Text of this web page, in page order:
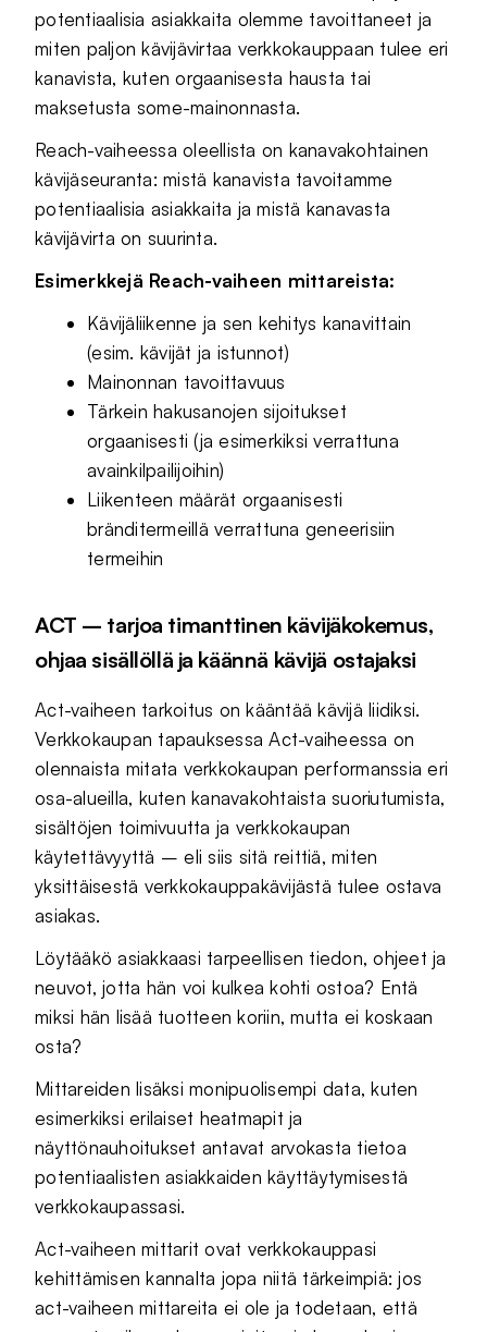
potentiaalisia asiakkaita olemme tavoittaneet ja
miten paljon kävijävirtaa verkkokauppaan tulee eri
kanavista, kuten orgaanisesta hausta tai
maksetusta some-mainonnasta.
Reach-vaiheessa oleellista on kanavakohtainen
kävijäseuranta: mistä kanavista tavoitamme
potentiaalisia asiakkaita ja mistä kanavasta
kävijävirta on suurinta.
Esimerkkejä Reach-vaiheen mittareista:
Kävijäliikenne ja sen kehitys kanavittain
(esim. kävijät ja istunnot)
Mainonnan tavoittavuus
Tärkein hakusanojen sijoitukset
orgaanisesti (ja esimerkiksi verrattuna
avainkilpailijoihin)
Liikenteen määrät orgaanisesti
bränditermeillä verrattuna geneerisiin
termeihin
ACT – tarjoa timanttinen kävijäkokemus,
ohjaa sisällöllä ja käännä kävijä ostajaksi
Act-vaiheen tarkoitus on kääntää kävijä liidiksi.
Verkkokaupan tapauksessa Act-vaiheessa on
olennaista mitata verkkokaupan performanssia eri
osa-alueilla, kuten kanavakohtaista suoriutumista,
sisältöjen toimivuutta ja verkkokaupan
käytettävyyttä – eli siis sitä reittiä, miten
yksittäisestä verkkokauppakävijästä tulee ostava
asiakas.
Löytääkö asiakkaasi tarpeellisen tiedon, ohjeet ja
neuvot, jotta hän voi kulkea kohti ostoa? Entä
miksi hän lisää tuotteen koriin, mutta ei koskaan
osta?
Mittareiden lisäksi monipuolisempi data, kuten
esimerkiksi erilaiset heatmapit ja
näyttönauhoitukset antavat arvokasta tietoa
potentiaalisten asiakkaiden käyttäytymisestä
verkkokaupassasi.
Act-vaiheen mittarit ovat verkkokauppasi
kehittämisen kannalta jopa niitä tärkeimpiä: jos
act-vaiheen mittareita ei ole ja todetaan, että